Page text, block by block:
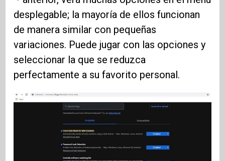
desplegable; la mayoría de ellos funcionan
de manera similar con pequeñas
variaciones. Puede jugar con las opciones y
seleccionar la que se reduzca
perfectamente a su favorito personal.